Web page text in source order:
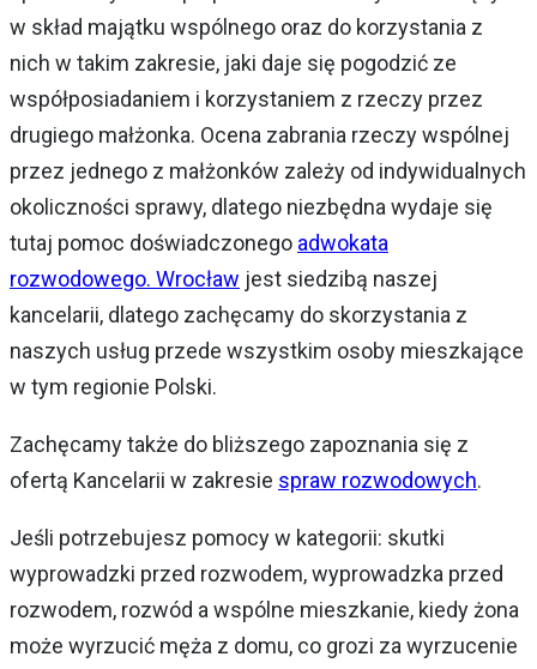
w skład majątku wspólnego oraz do korzystania z
nich w takim zakresie, jaki daje się pogodzić ze
współposiadaniem i korzystaniem z rzeczy przez
drugiego małżonka. Ocena zabrania rzeczy wspólnej
przez jednego z małżonków zależy od indywidualnych
okoliczności sprawy, dlatego niezbędna wydaje się
tutaj pomoc doświadczonego adwokata
rozwodowego. Wrocław jest siedzibą naszej
kancelarii, dlatego zachęcamy do skorzystania z
naszych usług przede wszystkim osoby mieszkające
w tym regionie Polski.
Zachęcamy także do bliższego zapoznania się z
ofertą Kancelarii w zakresie spraw rozwodowych.
Jeśli potrzebujesz pomocy w kategorii: skutki
wyprowadzki przed rozwodem, wyprowadzka przed
rozwodem, rozwód a wspólne mieszkanie, kiedy żona
może wyrzucić męża z domu, co grozi za wyrzucenie